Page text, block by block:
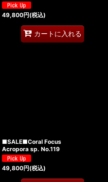
49,800円(税込)
カートに入れる
■SALE■Coral Focus
Acropora sp. No.119
49,800円(税込)